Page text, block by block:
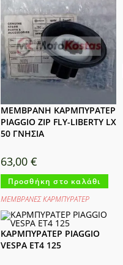
ΜΕΜΒΡΑΝΗ ΚΑΡΜΠΥΡΑΤΕΡ
PIAGGIO ZIP FLY-LIBERTY LX
50 ΓΝΗΣΙΑ
63,00 €
Προσθήκη στο καλάθι
ΜΕΜΒΡΑΝΕΣ ΚΑΡΜΠΥΡΑΤΕΡ
ΚΑΡΜΠΥΡΑΤΕΡ PIAGGIO
VESPA ET4 125